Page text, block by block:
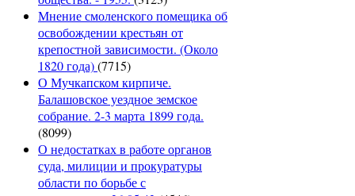
Мнение смоленского помещика об
освобождении крестьян от
крепостной зависимости. (Около
1820 года)(7715)
О Мучкапском кирпиче.
Балашовское уездное земское
собрание. 2-3 марта 1899 года.
(8099)
О недостатках в работе органов
суда, милиции и прокуратуры
области по борьбе с